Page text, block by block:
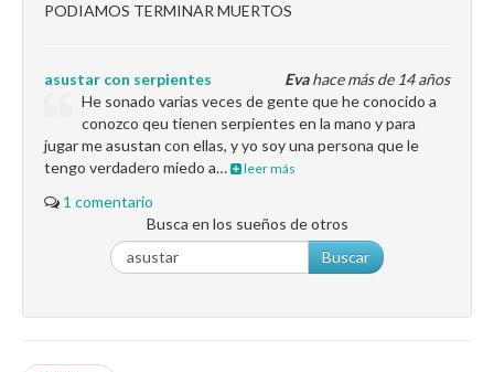
PODIAMOS TERMINAR MUERTOS
Evahace más de 14 años
asustar con serpientes
He sonado varias veces de gente que he conocido a
conozco qeu tienen serpientes en la mano y para
jugar me asustan con ellas, y yo soy una persona que le
tengo verdadero miedo a…
leer más
1 comentario
Busca en los sueños de otros
Buscar